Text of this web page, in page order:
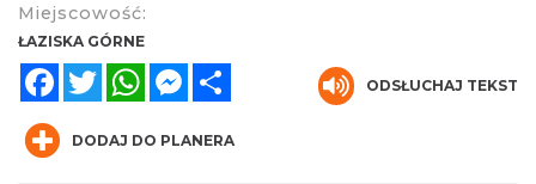
Tychy
7.79 km
Miejscowość:
ŁAZISKA GÓRNE
FacebookTwitterWhatsAppMessenger
ODSŁUCHAJ TEKST
DODAJ DO PLANERA